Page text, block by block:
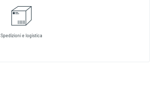
Spedizioni e logistica